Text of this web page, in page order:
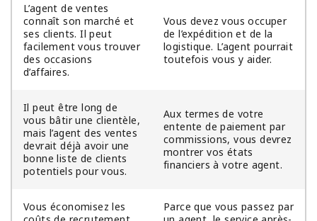
L’agent de ventes
connaît son marché et
ses clients. Il peut
facilement vous trouver
des occasions
d’affaires.
Vous devez vous occuper
de l’expédition et de la
logistique. L’agent pourrait
toutefois vous y aider.
Il peut être long de
vous bâtir une clientèle,
mais l’agent des ventes
devrait déjà avoir une
bonne liste de clients
potentiels pour vous.
Aux termes de votre
entente de paiement par
commissions, vous devrez
montrer vos états
financiers à votre agent.
Vous économisez les
Parce que vous passez par